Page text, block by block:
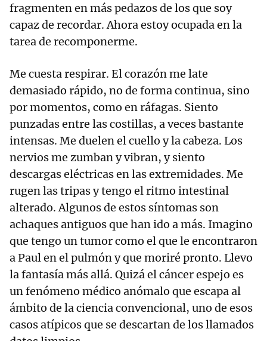
fragmenten en más pedazos de los que soy
capaz de recordar. Ahora estoy ocupada en la
tarea de recomponerme.
Me cuesta respirar. El corazón me late
demasiado rápido, no de forma continua, sino
por momentos, como en ráfagas. Siento
punzadas entre las costillas, a veces bastante
intensas. Me duelen el cuello y la cabeza. Los
nervios me zumban y vibran, y siento
descargas eléctricas en las extremidades. Me
rugen las tripas y tengo el ritmo intestinal
alterado. Algunos de estos síntomas son
achaques antiguos que han ido a más. Imagino
que tengo un tumor como el que le encontraron
a Paul en el pulmón y que moriré pronto. Llevo
la fantasía más allá. Quizá el cáncer espejo es
un fenómeno médico anómalo que escapa al
ámbito de la ciencia convencional, uno de esos
casos atípicos que se descartan de los llamados